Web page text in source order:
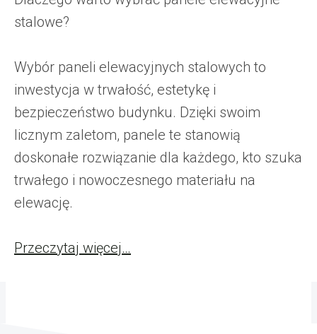
stalowe?
Wybór paneli elewacyjnych stalowych to
inwestycja w trwałość, estetykę i
bezpieczeństwo budynku. Dzięki swoim
licznym zaletom, panele te stanowią
doskonałe rozwiązanie dla każdego, kto szuka
trwałego i nowoczesnego materiału na
elewację.
Przeczytaj więcej…